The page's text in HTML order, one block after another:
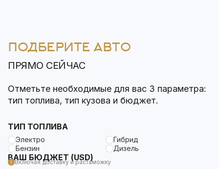
ПОДБЕРИТЕ АВТО
ПРЯМО СЕЙЧАС
Отметьте необходимые для вас 3 параметра:
тип топлива, тип кузова и бюджет.
ТИП ТОПЛИВА
Электро
Гибрид
Бензин
Дизель
ВАШ БЮДЖЕТ (USD)
Включая доставку и растаможку